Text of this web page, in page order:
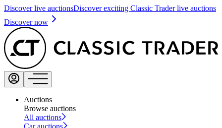
Discover live auctionsDiscover exciting Classic Trader live auctions
Discover now
Auctions
Browse auctions
All auctions
Car auctions